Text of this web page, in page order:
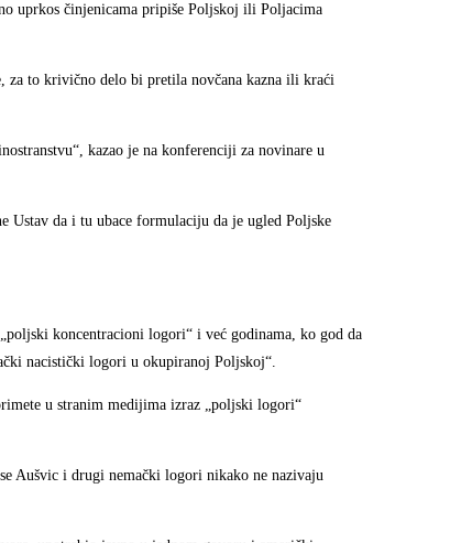
uprkos činjenicama pripiše Poljskoj ili Poljacima
za to krivično delo bi pretila novčana kazna ili kraći
kazao je na konferenciji za novinare u
Ustav da i tu ubace formulaciju da je ugled Poljske
koncentracioni logori“ i već godinama, ko god da
nacistički logori u okupiranoj Poljskoj“.
u stranim medijima izraz „poljski logori“
Aušvic i drugi nemački logori nikako ne nazivaju